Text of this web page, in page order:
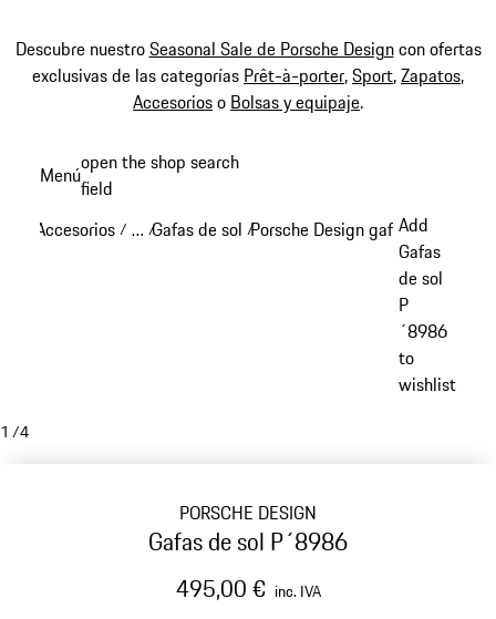
Descubre nuestroSeasonal Sale de Porsche Designcon ofertas
exclusivas de las categorías Prêt-à-porter,Sport,Zapatos,
Accesorioso Bolsas y equipaje.
principal
Menúopen the shop search
field
Accesorios / …
Reveal collapsed breadcrumb items
/Gafas de sol /Porsche Design gafas de sol
Add
Gafas
de sol
P
´8986
to
wishlist
1 /4
PORSCHE DESIGN
Gafas de sol P´8986
495,00 € inc. IVA